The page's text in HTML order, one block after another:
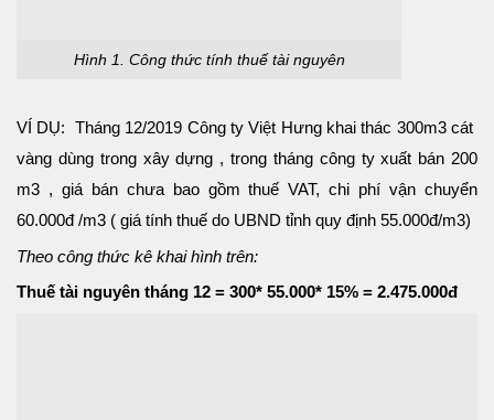
Hình 1. Công thức tính thuế tài nguyên
VÍ DỤ: Tháng 12/2019 Công ty Việt Hưng khai thác 300m3 cát
vàng dùng trong xây dựng , trong tháng công ty xuất bán 200
m3 , giá bán chưa bao gồm thuế VAT, chi phí vận chuyển
60.000đ /m3 ( giá tính thuế do UBND tỉnh quy định 55.000đ/m3)
Theo công thức kê khai hình trên:
Thuế tài nguyên tháng 12 = 300* 55.000* 15% = 2.475.000đ